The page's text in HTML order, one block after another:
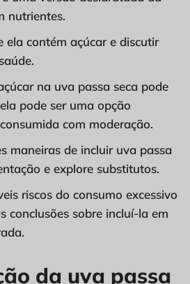
nutrientes.
ela contém açúcar e discutir
na uva passa seca pode
pode ser uma opção
com moderação.
maneiras de incluir uva passa
e explore substitutos.
riscos do consumo excessivo
conclusões sobre incluí-la em
da uva passa